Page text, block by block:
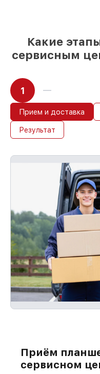
Какие
сервисным
1
Прием и доставка
Результат
Приём
сервисном